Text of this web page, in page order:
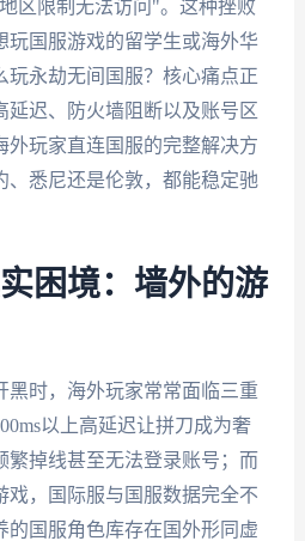
区限制无法访问"。这种挫败
玩国服游戏的留学生或海外华
玩永劫无间国服？核心痛点正
延迟、防火墙阻断以及账号区
外玩家直连国服的完整解决方
悉尼还是伦敦，都能稳定驰
困境：墙外的游
黑时，海外玩家常常面临三重
以上高延迟让拼刀成为奢
繁掉线甚至无法登录账号；而
戏，国际服与国服数据完全不
的国服角色库存在国外形同虚